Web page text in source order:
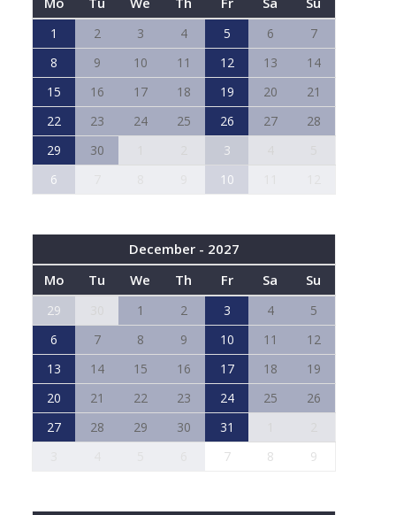
1 2 3 4 5 6
7
8
9 10 11 12 13
14
15
16 17 18 19 20
21
22
23 24 25 26 27
28
29
30 3
6
10
December - 2027
Mo
Tu We Th Fr Sa Su
29 1 2 3 4
5
6
7 8 9 10 11
12
13
14 15 16 17 18
19
20
21 22 23 24 25
26
27
28 29 30 31
7 8 9